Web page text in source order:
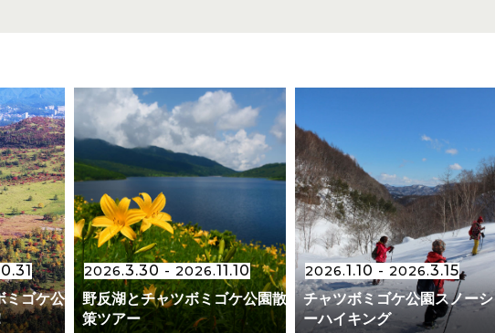
ミゴケ公
2026.3.30 - 2026.11.10
野反湖とチャツボミゴケ公園散
策ツアー
2026.1.10 - 2026.3.15
チャツボミゴケ公園スノー
ーハイキング